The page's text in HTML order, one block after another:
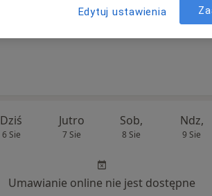
Dziś
6 Sie
Jutro
7 Sie
Sob,
8 Sie
Ndz,
9 Sie
Umawianie online nie jest dostępne
Edytuj ustawienia